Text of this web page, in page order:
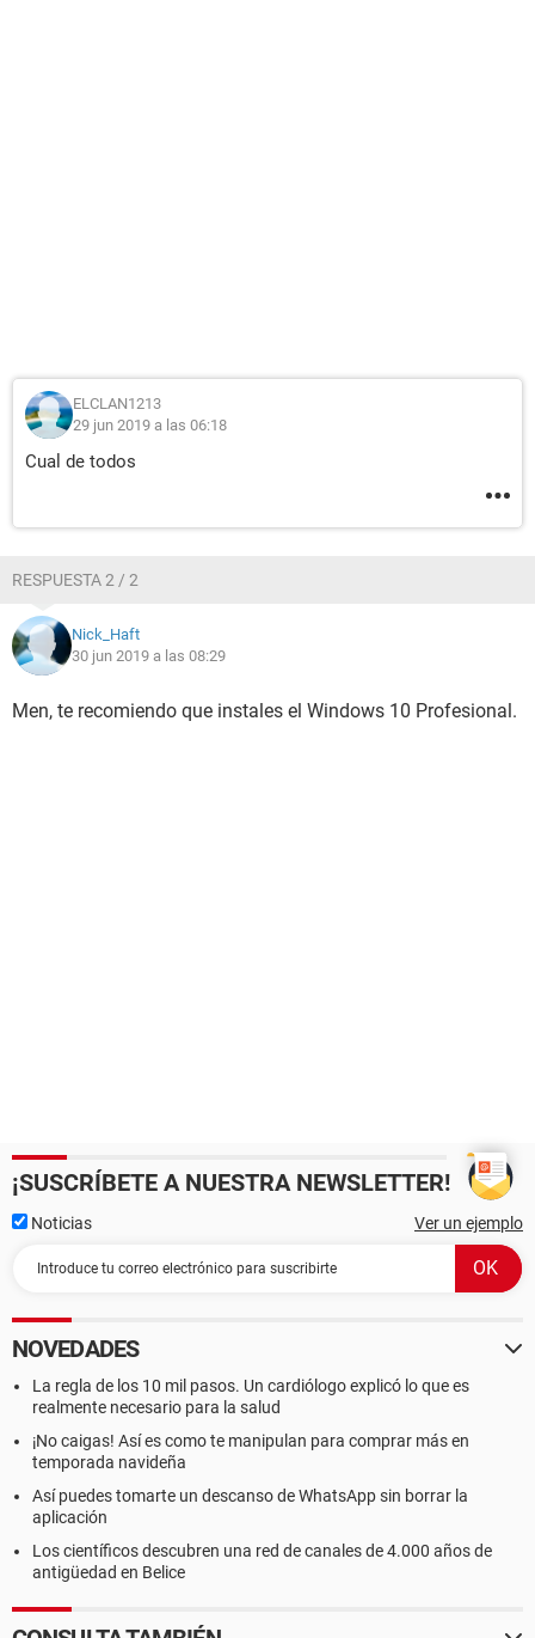
ELCLAN1213
29 jun 2019 a las 06:18
Cual de todos
RESPUESTA 2 / 2
Nick_Haft
30 jun 2019 a las 08:29
Men, te recomiendo que instales el Windows 10 Profesional.
¡SUSCRÍBETE A NUESTRA NEWSLETTER!
Noticias Ver un ejemplo
NOVEDADES
La regla de los 10 mil pasos. Un cardiólogo explicó lo que es
realmente necesario para la salud
¡No caigas! Así es como te manipulan para comprar más en
temporada navideña
Así puedes tomarte un descanso de WhatsApp sin borrar la
aplicación
Los científicos descubren una red de canales de 4.000 años de
antigüedad en Belice